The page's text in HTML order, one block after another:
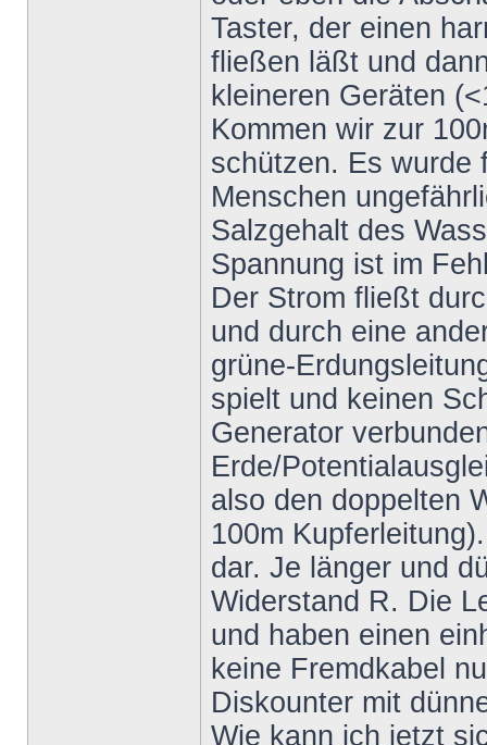
Taster, der einen
fließen läßt und
kleineren Geräten
Kommen wir zur
schützen. Es wurde
Menschen
Salzgehalt des
Spannung ist im
Der Strom fließt
und durch eine
grüne-
spielt und keinen
Generator
Erde/
also den doppelten
100m
dar. Je länger und
Widerstand R. Die
und haben einen
keine Fremdkabel
Diskounter mit
Wie kann ich jetzt